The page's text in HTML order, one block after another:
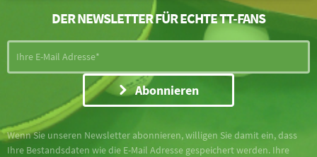
DER NEWSLETTER FÜR ECHTE TT-FANS
Abonnieren
Wenn Sie unseren Newsletter abonnieren, willigen Sie damit ein, dass
Ihre Bestandsdaten wie die E-Mail Adresse gespeichert werden. Ihre